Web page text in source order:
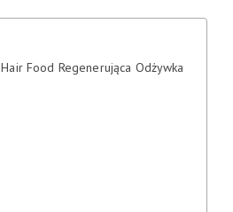
Food Regenerująca Odżywka